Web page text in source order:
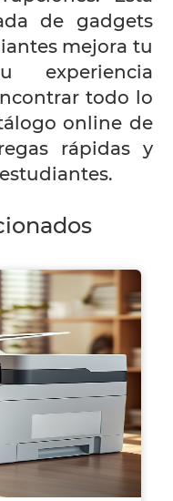
de gadgets
mejora tu
experiencia
todo lo
online de
rápidas y